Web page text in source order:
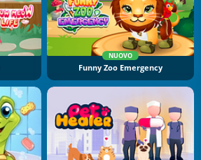
NUOVO
Funny Zoo Emergency